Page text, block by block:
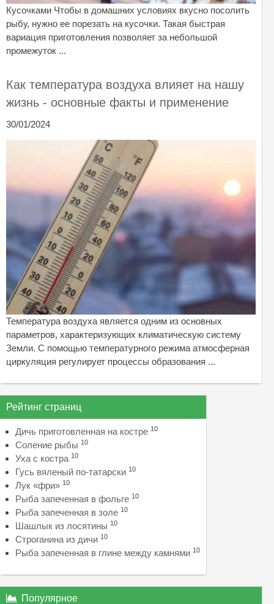
Кусочками Чтобы в домашних условиях вкусно посолить
рыбу, нужно ее порезать на кусочки. Такая быстрая
вариация приготовления позволяет за небольшой
промежуток ...
Как температура воздуха влияет на нашу
жизнь - основные факты и применение
30/01/2024
Температура воздуха является одним из основных
параметров, характеризующих климатическую систему
Земли. С помощью температурного режима атмосферная
циркуляция регулирует процессы образования ...
Рейтинг страниц
Дичь приготовленная на костре 10
Соление рыбы 10
Уха с костра 10
Гусь вяленый по-татарски 10
Лук «фри» 10
Рыба запеченная в фольге 10
Рыба запеченная в золе 10
Шашлык из лосятины 10
Строганина из дичи 10
Рыба запеченная в глине между камнями 10
Популярное